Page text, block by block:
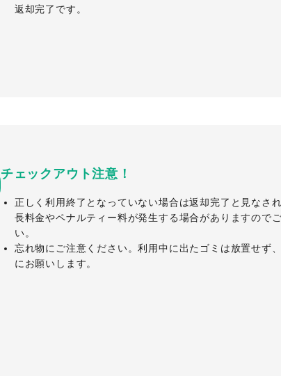
返却完了です。
チェックアウト注意！
正しく利用終了となっていない場合は返却完了と見なさ
長料金やペナルティー料が発生する場合がありますので
い。
忘れ物にご注意ください。利用中に出たゴミは放置せず
にお願いします。